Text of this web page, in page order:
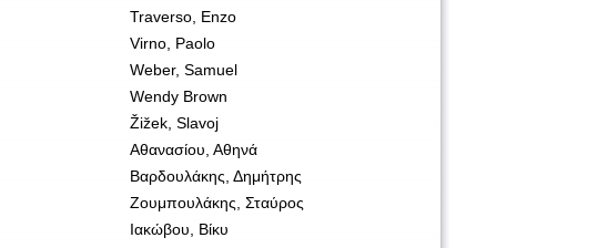
Traverso, Enzo
Virno, Paolo
Weber, Samuel
Wendy Brown
Žižek, Slavoj
Αθανασίου, Αθηνά
Βαρδουλάκης, Δημήτρης
Ζουμπουλάκης, Σταύρος
Ιακώβου, Βίκυ